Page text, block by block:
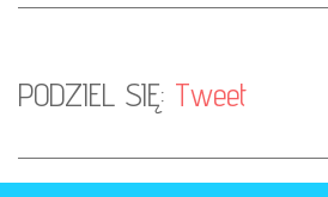
PODZIEL SIĘ: Tweet